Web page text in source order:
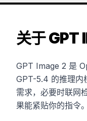
关于 GPT
GPT Image 2 是
GPT-5.4 的推理内
需求，必要时联网
果能紧贴你的指令。